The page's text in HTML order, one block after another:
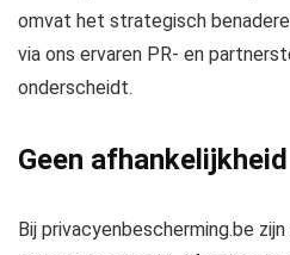
omvat het strategisch
via ons ervaren PR- en
onderscheidt.
Geen afhankelijkheid
Bij privacyenbescherming.be